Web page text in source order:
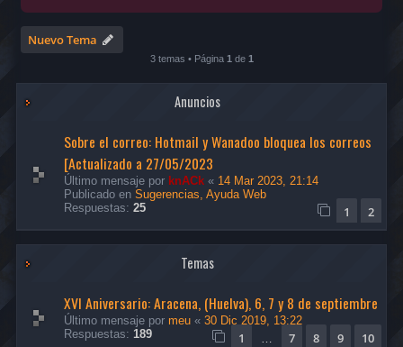
Nuevo Tema
3 temas • Página 1 de 1
Anuncios
Sobre el correo: Hotmail y Wanadoo bloquea los correos
[Actualizado a 27/05/2023
Último mensaje por knACk « 14 Mar 2023, 21:14
Publicado en Sugerencias, Ayuda Web
Respuestas: 25 1 2
Temas
XVI Aniversario: Aracena, (Huelva), 6, 7 y 8 de septiembre
Último mensaje por meu « 30 Dic 2019, 13:22
Respuestas: 189 1 7 8 9 10